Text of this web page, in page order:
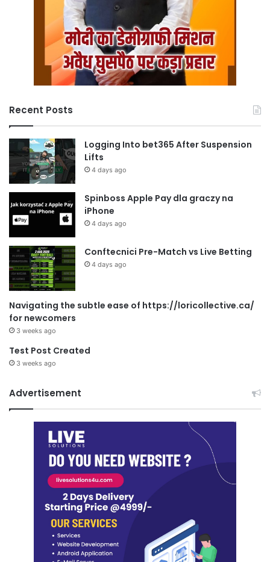
Recent Posts
Logging Into bet365 After Suspension
Lifts
4 days ago
Spinboss Apple Pay dla graczy na
iPhone
4 days ago
Conftecnici Pre-Match vs Live Betting
4 days ago
Navigating the subtle ease of https://loricollective.ca/
for newcomers
3 weeks ago
Test Post Created
3 weeks ago
Advertisement